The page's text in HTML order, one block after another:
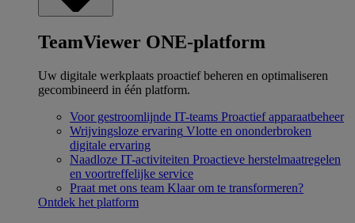
TeamViewer ONE-platform
Uw digitale werkplaats proactief beheren en optimaliseren
gecombineerd in één platform.
Voor gestroomlijnde IT-teams Proactief apparaatbeheer
Wrijvingsloze ervaring Vlotte en ononderbroken
digitale ervaring
Naadloze IT-activiteiten Proactieve herstelmaatregelen
en voortreffelijke service
Praat met ons team Klaar om te transformeren?
Ontdek het platform